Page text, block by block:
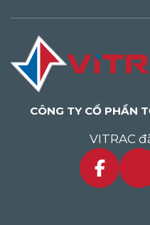
CÔNG TY CỔ PHẦN
VITRAC